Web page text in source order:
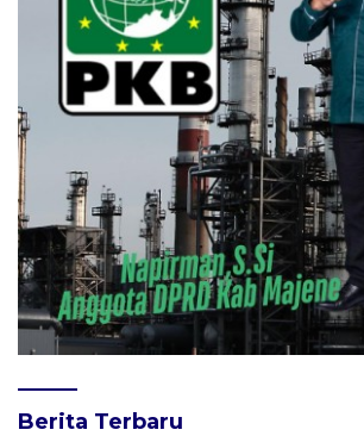
Berita Terbaru